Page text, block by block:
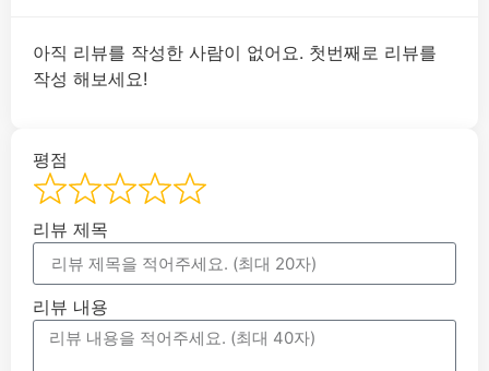
아직 리뷰를 작성한 사람이 없어요. 첫번째로 리뷰를
작성 해보세요!
평점
리뷰 제목
리뷰 내용